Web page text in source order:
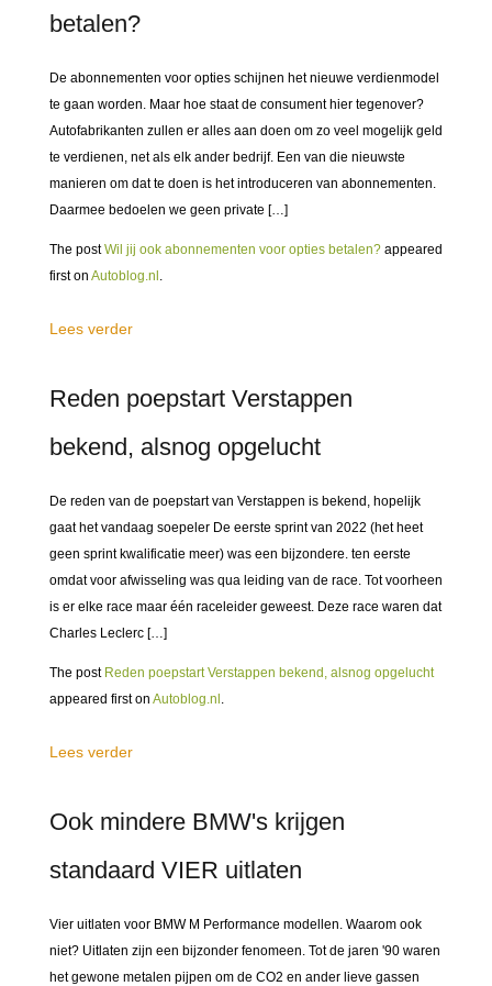
betalen?
De abonnementen voor opties schijnen het nieuwe verdienmodel
te gaan worden. Maar hoe staat de consument hier tegenover?
Autofabrikanten zullen er alles aan doen om zo veel mogelijk geld
te verdienen, net als elk ander bedrijf. Een van die nieuwste
manieren om dat te doen is het introduceren van abonnementen.
Daarmee bedoelen we geen private […]
The postWil jij ook abonnementen voor opties betalen? appeared
first on Autoblog.nl .
Lees verder
Reden poepstart Verstappen
bekend, alsnog opgelucht
De reden van de poepstart van Verstappen is bekend, hopelijk
gaat het vandaag soepeler De eerste sprint van 2022 (het heet
geen sprint kwalificatie meer) was een bijzondere. ten eerste
omdat voor afwisseling was qua leiding van de race. Tot voorheen
is er elke race maar één raceleider geweest. Deze race waren dat
Charles Leclerc […]
The post Reden poepstart Verstappen bekend, alsnog opgelucht
appeared first on Autoblog.nl .
Lees verder
Ook mindere BMW's krijgen
standaard VIER uitlaten
Vier uitlaten voor BMW M Performance modellen. Waarom ook
niet? Uitlaten zijn een bijzonder fenomeen. Tot de jaren '90 waren
het gewone metalen pijpen om de CO2 en ander lieve gassen